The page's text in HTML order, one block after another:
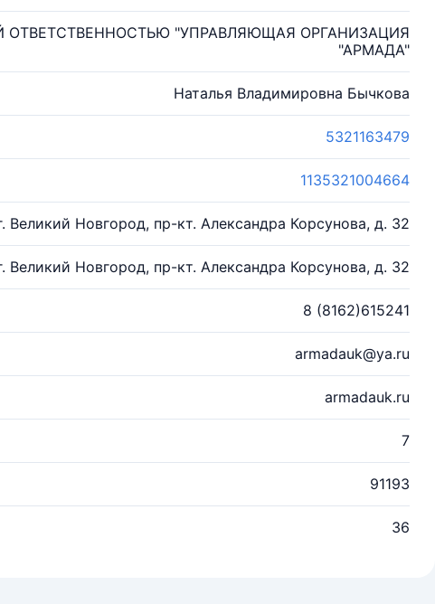
"УПРАВЛЯЮЩАЯ ОРГАНИЗАЦИЯ
"АРМАДА"
Наталья Владимировна Бычкова
5321163479
1135321004664
Великий Новгород, пр-кт. Александра Корсунова, д. 32
Великий Новгород, пр-кт. Александра Корсунова, д. 32
8 (8162)615241
armadauk@ya.ru
armadauk.ru
7
91193
36